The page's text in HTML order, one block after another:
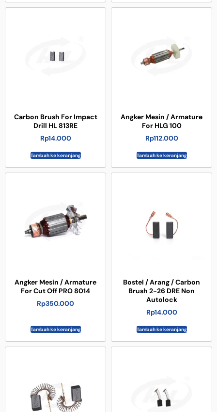
Carbon Brush For Impact
Drill HL 813RE
Rp14.000
Tambah ke keranjang
Angker Mesin / Armature
For HLG 100
Rp112.000
Tambah ke keranjang
Angker Mesin / Armature
For Cut Off PRO 8014
Rp350.000
Tambah ke keranjang
Bostel / Arang / Carbon
Brush 2-26 DRE Non
Autolock
Rp14.000
Tambah ke keranjang